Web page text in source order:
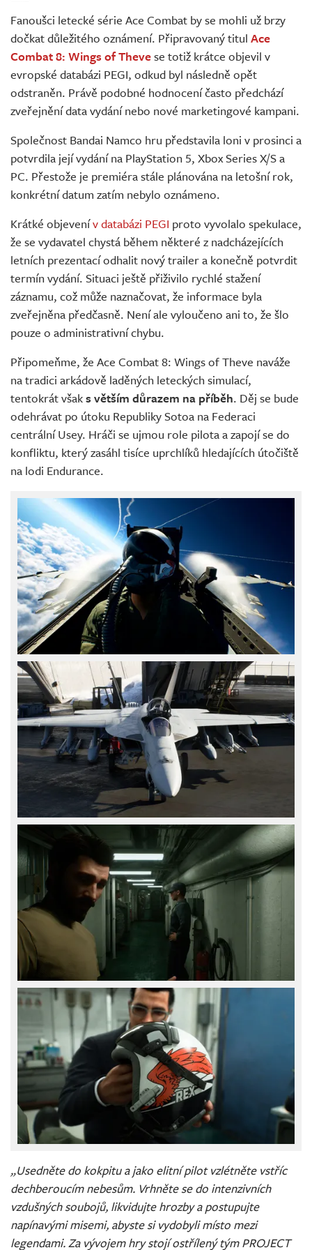
Živě
Fanoušci letecké série Ace Combat by se mohli už brzy
dočkat důležitého oznámení. Připravovaný titul Ace
Combat 8: Wings of Thevese totiž krátce objevil v
evropské databázi PEGI, odkud byl následně opět
odstraněn. Právě podobné hodnocení často předchází
zveřejnění data vydání nebo nové marketingové kampani.
Společnost Bandai Namco hru představila loni v prosinci a
potvrdila její vydání na PlayStation 5, Xbox Series X/S a
PC. Přestože je premiéra stále plánována na letošní rok,
konkrétní datum zatím nebylo oznámeno.
Krátké objevenív databázi PEGI proto vyvolalo spekulace,
že se vydavatel chystá během některé z nadcházejících
letních prezentací odhalit nový trailer a konečně potvrdit
termín vydání. Situaci ještě přiživilo rychlé stažení
záznamu, což může naznačovat, že informace byla
zveřejněna předčasně. Není ale vyloučeno ani to, že šlo
pouze o administrativní chybu.
Připomeňme, že Ace Combat 8: Wings of Theve naváže
na tradici arkádově laděných leteckých simulací,
tentokrát všaks větším důrazem na příběh. Děj se bude
odehrávat po útoku Republiky Sotoa na Federaci
centrální Usey. Hráči se ujmou role pilota a zapojí se do
konfliktu, který zasáhl tisíce uprchlíků hledajících útočiště
na lodi Endurance.
„Usedněte do kokpitu a jako elitní pilot vzlétněte vstříc
dechberoucím nebesům. Vrhněte se do intenzivních
vzdušných soubojů, likvidujte hrozby a postupujte
napínavými misemi, abyste si vydobyli místo mezi
legendami. Za vývojem hry stojí ostřílený tým PROJECT